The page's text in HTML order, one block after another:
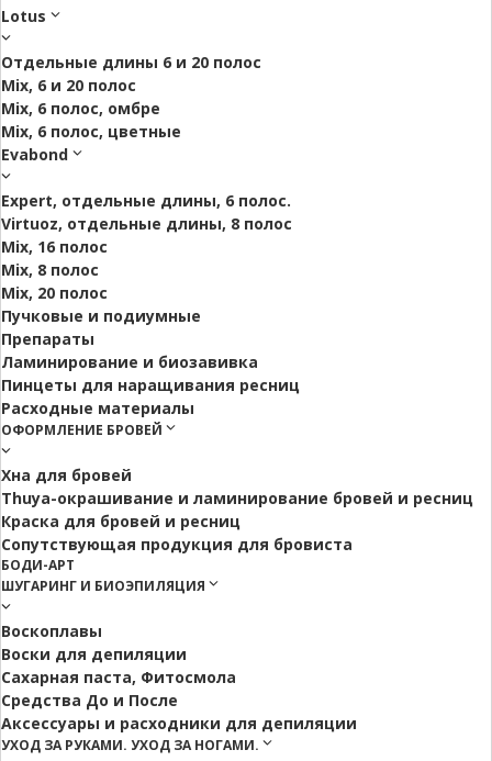
Lotus
Отдельные длины 6 и 20 полос
Mix, 6 и 20 полос
Mix, 6 полос, омбре
Mix, 6 полос, цветные
Evabond
Expert, отдельные длины, 6 полос.
Virtuoz, отдельные длины, 8 полос
Mix, 16 полос
Mix, 8 полос
Mix, 20 полос
Пучковые и подиумные
Препараты
Ламинирование и биозавивка
Пинцеты для наращивания ресниц
Расходные материалы
ОФОРМЛЕНИЕ БРОВЕЙ
Хна для бровей
Thuya-окрашивание и ламинирование бровей и ресниц
Краска для бровей и ресниц
Сопутствующая продукция для бровиста
БОДИ-АРТ
ШУГАРИНГ И БИОЭПИЛЯЦИЯ
Воскоплавы
Воски для депиляции
Сахарная паста, Фитосмола
Средства До и После
Аксессуары и расходники для депиляции
УХОД ЗА РУКАМИ. УХОД ЗА НОГАМИ.